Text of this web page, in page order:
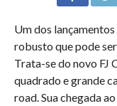
Um dos
robusto que pode
Trata-se do novo FJ
quadrado e grande
road. Sua chegada